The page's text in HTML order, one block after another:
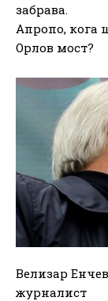
забрава.
Апропо, кога
Орлов мост?
Велизар
журналист